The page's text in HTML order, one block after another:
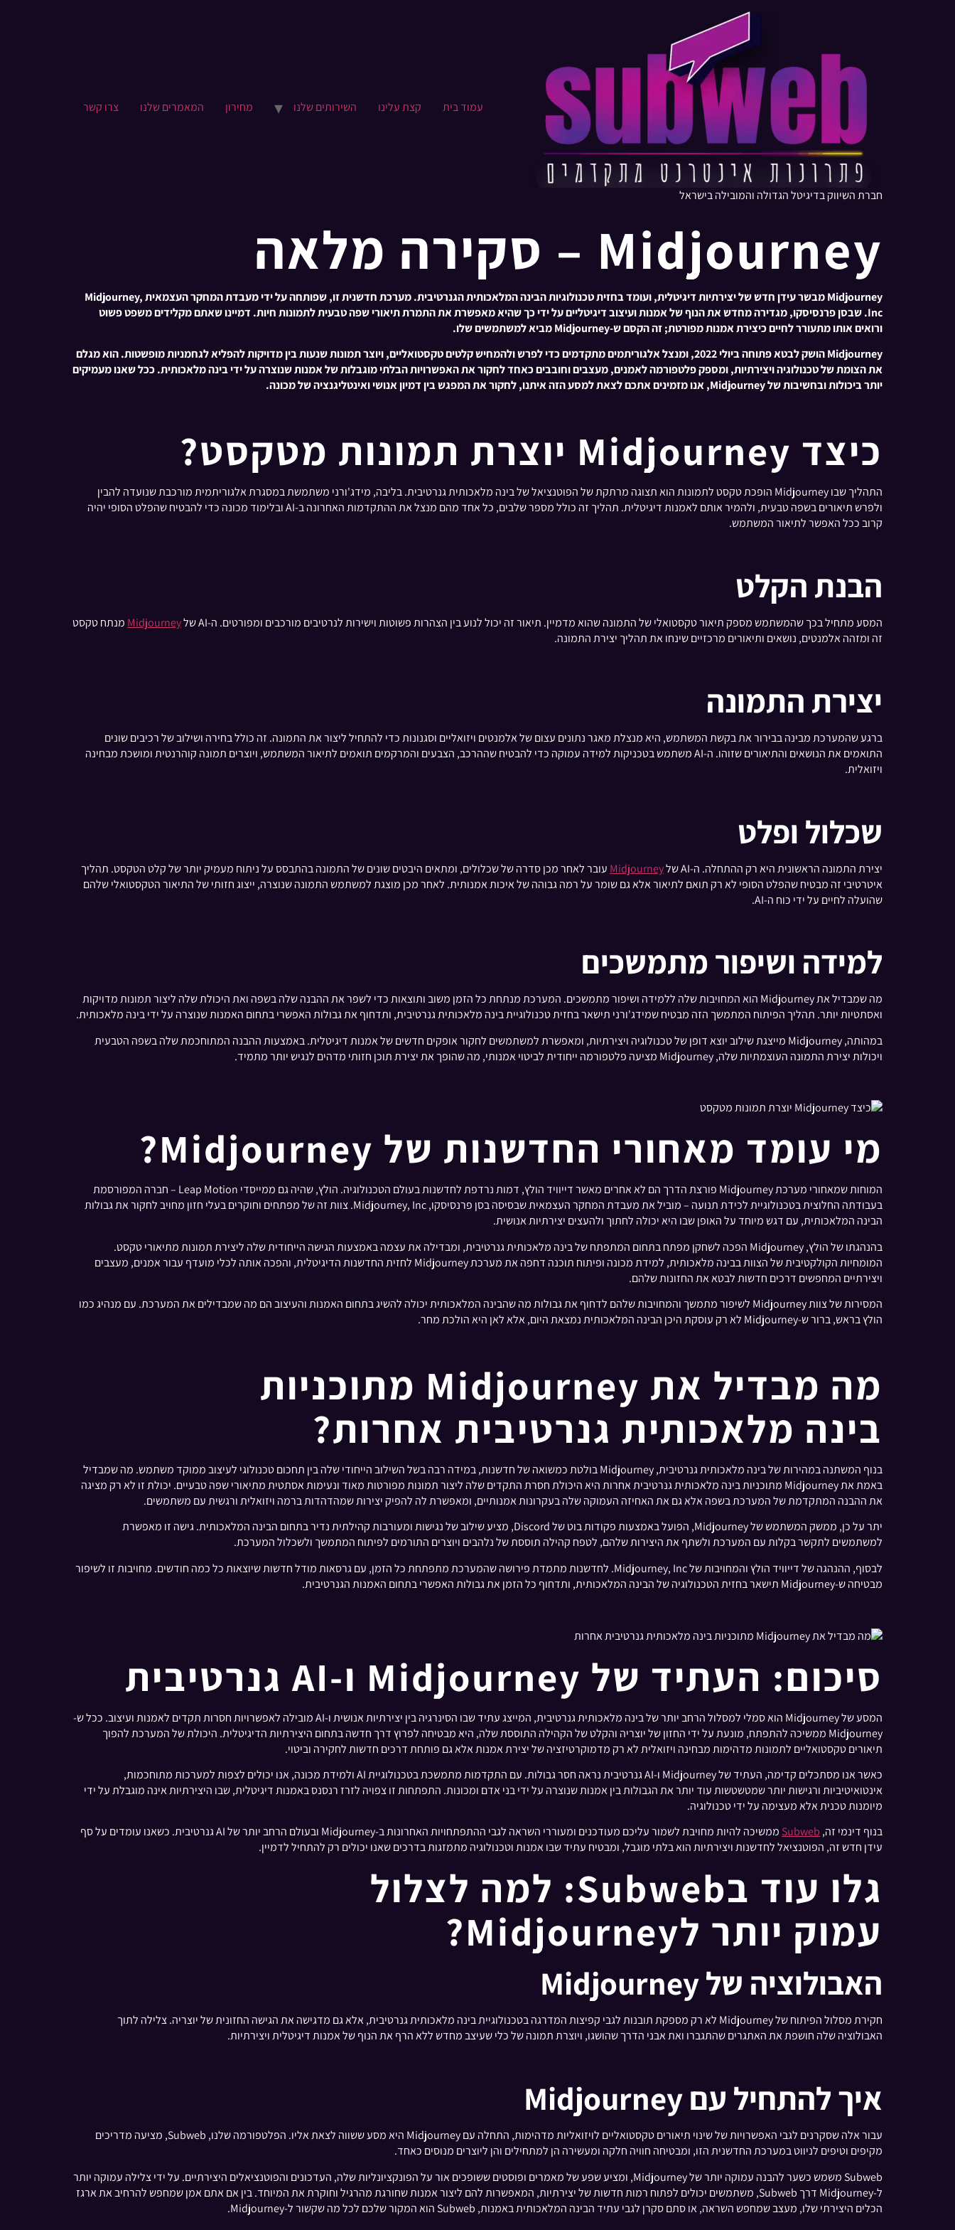
חברת השיווק בדיגיטל הגדולה והמובילה בישראל
עמוד בית קצת עלינו​ השירותים שלנו מחירון המאמרים שלנו צרו קשר
Midjourney – סקירה מלאה
Midjourney מבשר עידן חדש של יצירתיות דיגיטלית, ועומד בחזית טכנולוגיות הבינה המלאכותית הגנרטיבית. מערכת חדשנית זו, שפותחה על ידי מעבדת המחקר העצמאית Midjourney,
Inc. שבסן פרנסיסקו, מגדירה מחדש את הנוף של אמנות ועיצוב דיגיטליים על ידי כך שהיא מאפשרת את התמרת תיאורי שפה טבעית לתמונות חיות. דמיינו שאתם מקלידים משפט פשוט
ורואים אותו מתעורר לחיים כיצירת אמנות מפורטת; זה הקסם ש-Midjourney מביא למשתמשים שלו.
Midjourney הושק לבטא פתוחה ביולי 2022, ומנצל אלגוריתמים מתקדמים כדי לפרש ולהמחיש קלטים טקסטואליים, ויוצר תמונות שנעות בין מדויקות להפליא לגחמניות מופשטות. הוא מגלם
את הצומת של טכנולוגיה ויצירתיות, ומספק פלטפורמה לאמנים, מעצבים וחובבים כאחד לחקור את האפשרויות הבלתי מוגבלות של אמנות שנוצרה על ידי בינה מלאכותית. ככל שאנו מעמיקים
יותר ביכולות ובחשיבות של Midjourney, אנו מזמינים אתכם לצאת למסע הזה איתנו, לחקור את המפגש בין דמיון אנושי ואינטליגנציה של מכונה.
כיצד Midjourney יוצרת תמונות מטקסט?
התהליך שבו Midjourney הופכת טקסט לתמונות הוא תצוגה מרתקת של הפוטנציאל של בינה מלאכותית גנרטיבית. בליבה, מידג'ורני משתמשת במסגרת אלגוריתמית מורכבת שנועדה להבין
ולפרש תיאורים בשפה טבעית, ולהמיר אותם לאמנות דיגיטלית. תהליך זה כולל מספר שלבים, כל אחד מהם מנצל את ההתקדמות האחרונה ב-AI ובלימוד מכונה כדי להבטיח שהפלט הסופי יהיה
קרוב ככל האפשר לתיאור המשתמש.
הבנת הקלט
המסע מתחיל בכך שהמשתמש מספק תיאור טקסטואלי של התמונה שהוא מדמיין. תיאור זה יכול לנוע בין הצהרות פשוטות וישירות לנרטיבים מורכבים ומפורטים. ה-AI של Midjourney מנתח טקסט
זה ומזהה אלמנטים, נושאים ותיאורים מרכזיים שינחו את תהליך יצירת התמונה.
יצירת התמונה
ברגע שהמערכת מבינה בבירור את בקשת המשתמש, היא מנצלת מאגר נתונים עצום של אלמנטים ויזואליים וסגנונות כדי להתחיל ליצור את התמונה. זה כולל בחירה ושילוב של רכיבים שונים
התואמים את הנושאים והתיאורים שזוהו. ה-AI משתמש בטכניקות למידה עמוקה כדי להבטיח שההרכב, הצבעים והמרקמים תואמים לתיאור המשתמש, ויוצרים תמונה קוהרנטית ומושכת מבחינה
ויזואלית.
שכלול ופלט
יצירת התמונה הראשונית היא רק ההתחלה. ה-AI של Midjourney עובר לאחר מכן סדרה של שכלולים, ומתאים היבטים שונים של התמונה בהתבסס על ניתוח מעמיק יותר של קלט הטקסט. תהליך
איטרטיבי זה מבטיח שהפלט הסופי לא רק תואם לתיאור אלא גם שומר על רמה גבוהה של איכות אמנותית. לאחר מכן מוצגת למשתמש התמונה שנוצרה, ייצוג חזותי של התיאור הטקסטואלי שלהם
שהועלה לחיים על ידי כוח ה-AI.
למידה ושיפור מתמשכים
מה שמבדיל את Midjourney הוא המחויבות שלה ללמידה ושיפור מתמשכים. המערכת מנתחת כל הזמן משוב ותוצאות כדי לשפר את ההבנה שלה בשפה ואת היכולת שלה ליצור תמונות מדויקות
ואסתטיות יותר. תהליך הפיתוח המתמשך הזה מבטיח שמידג'ורני תישאר בחזית טכנולוגיית בינה מלאכותית גנרטיבית, ותדחוף את גבולות האפשרי בתחום האמנות שנוצרה על ידי בינה מלאכותית.
במהותה, Midjourney מייצגת שילוב יוצא דופן של טכנולוגיה ויצירתיות, ומאפשרת למשתמשים לחקור אופקים חדשים של אמנות דיגיטלית. באמצעות ההבנה המתוחכמת שלה בשפה הטבעית
ויכולות יצירת התמונה העוצמתיות שלה, Midjourney מציעה פלטפורמה ייחודית לביטוי אמנותי, מה שהופך את יצירת תוכן חזותי מדהים לנגיש יותר מתמיד.
מי עומד מאחורי החדשנות של Midjourney?
המוחות שמאחורי מערכת Midjourney פורצת הדרך הם לא אחרים מאשר דייוויד הולץ, דמות נרדפת לחדשנות בעולם הטכנולוגיה. הולץ, שהיה גם ממייסדי Leap Motion – חברה המפורסמת
בעבודתה החלוצית בטכנולוגיית לכידת תנועה – מוביל את מעבדת המחקר העצמאית שבסיסה בסן פרנסיסקו, Midjourney, Inc. צוות זה של מפתחים וחוקרים בעלי חזון מחויב לחקור את גבולות
הבינה המלאכותית, עם דגש מיוחד על האופן שבו היא יכולה לחתוך ולהעצים יצירתיות אנושית.
בהנהגתו של הולץ, Midjourney הפכה לשחקן מפתח בתחום המתפתח של בינה מלאכותית גנרטיבית, ומבדילה את עצמה באמצעות הגישה הייחודית שלה ליצירת תמונות מתיאורי טקסט.
המומחיות הקולקטיבית של הצוות בבינה מלאכותית, למידת מכונה ופיתוח תוכנה דחפה את מערכת Midjourney לחזית החדשנות הדיגיטלית, והפכה אותה לכלי מועדף עבור אמנים, מעצבים
ויצירתיים המחפשים דרכים חדשות לבטא את החזונות שלהם.
המסירות של צוות Midjourney לשיפור מתמשך והמחויבות שלהם לדחוף את גבולות מה שהבינה המלאכותית יכולה להשיג בתחום האמנות והעיצוב הם מה שמבדילים את המערכת. עם מנהיג כמו
הולץ בראש, ברור ש-Midjourney לא רק עוסקת היכן הבינה המלאכותית נמצאת היום, אלא לאן היא הולכת מחר.
מה מבדיל את Midjourney מתוכניות
בינה מלאכותית גנרטיבית אחרות?
בנוף המשתנה במהירות של בינה מלאכותית גנרטיבית, Midjourney בולטת כמשואה של חדשנות, במידה רבה בשל השילוב הייחודי שלה בין תחכום טכנולוגי לעיצוב ממוקד משתמש. מה שמבדיל
באמת את Midjourney מתוכניות בינה מלאכותית גנרטיבית אחרות היא היכולת חסרת התקדים שלה ליצור תמונות מפורטות מאוד ונעימות אסתטית מתיאורי שפה טבעיים. יכולת זו לא רק מציגה
את ההבנה המתקדמת של המערכת בשפה אלא גם את האחיזה העמוקה שלה בעקרונות אמנותיים, ומאפשרת לה להפיק יצירות שמהדהדות ברמה ויזואלית ורגשית עם משתמשים.
יתר על כן, ממשק המשתמש של Midjourney, הפועל באמצעות פקודות בוט של Discord, מציע שילוב של נגישות ומעורבות קהילתית נדיר בתחום הבינה המלאכותית. גישה זו מאפשרת
למשתמשים לתקשר בקלות עם המערכת ולשתף את היצירות שלהם, לטפח קהילה תוססת של נלהבים ויוצרים התורמים לפיתוח המתמשך ולשכלול המערכת.
לבסוף, ההנהגה של דייוויד הולץ והמחויבות של Midjourney, Inc. לחדשנות מתמדת פירושה שהמערכת מתפתחת כל הזמן, עם גרסאות מודל חדשות שיוצאות כל כמה חודשים. מחויבות זו לשיפור
מבטיחה ש-Midjourney תישאר בחזית הטכנולוגיה של הבינה המלאכותית, ותדחוף כל הזמן את גבולות האפשרי בתחום האמנות הגנרטיבית.
סיכום: העתיד של Midjourney ו-AI גנרטיבית
המסע של Midjourney הוא סמלי למסלול הרחב יותר של בינה מלאכותית גנרטיבית, המייצג עתיד שבו הסינרגיה בין יצירתיות אנושית ו-AI מובילה לאפשרויות חסרות תקדים לאמנות ועיצוב. ככל ש-
Midjourney ממשיכה להתפתח, מונעת על ידי החזון של יוצריה והקלט של הקהילה התוססת שלה, היא מבטיחה לפרוץ דרך חדשה בתחום היצירתיות הדיגיטלית. היכולת של המערכת להפוך
תיאורים טקסטואליים לתמונות מדהימות מבחינה ויזואלית לא רק מדמוקרטיזציה של יצירת אמנות אלא גם פותחת דרכים חדשות לחקירה וביטוי.
כאשר אנו מסתכלים קדימה, העתיד של Midjourney ו-AI גנרטיבית נראה חסר גבולות. עם התקדמות מתמשכת בטכנולוגיית AI ולמידת מכונה, אנו יכולים לצפות למערכות מתוחכמות,
אינטואיטיביות ורגישות יותר שמטשטשות עוד יותר את הגבולות בין אמנות שנוצרה על ידי בני אדם ומכונות. התפתחות זו צפויה לזרז רנסנס באמנות דיגיטלית, שבו היצירתיות אינה מוגבלת על ידי
מיומנות טכנית אלא מעצימה על ידי טכנולוגיה.
בנוף דינמי זה, Subweb
ממשיכה להיות מחויבת לשמור עליכם מעודכנים ומעוררי השראה לגבי ההתפתחויות האחרונות ב-Midjourney ובעולם הרחב יותר של AI גנרטיבית. כשאנו עומדים על סף
עידן חדש זה, הפוטנציאל לחדשנות ויצירתיות הוא בלתי מוגבל, ומבטיח עתיד שבו אמנות וטכנולוגיה מתמזגות בדרכים שאנו יכולים רק להתחיל לדמיין.
גלו עוד בSubweb: למה לצלול
עמוק יותר לMidjourney?
האבולוציה של Midjourney
חקירת מסלול הפיתוח של Midjourney לא רק מספקת תובנות לגבי קפיצות המדרגה בטכנולוגיית בינה מלאכותית גנרטיבית, אלא גם מדגישה את הגישה החזונית של יוצריה. צלילה לתוך
האבולוציה שלה חושפת את האתגרים שהתגברו ואת אבני הדרך שהושגו, ויוצרת תמונה של כלי שעיצב מחדש ללא הרף את הנוף של אמנות דיגיטלית ויצירתיות.
איך להתחיל עם Midjourney
עבור אלה שסקרנים לגבי האפשרויות של שינוי תיאורים טקסטואליים לויזואליות מדהימות, התחלה עם Midjourney היא מסע ששווה לצאת אליו. הפלטפורמה שלנו, Subweb, מציעה מדריכים
מקיפים וטיפים לניווט במערכת החדשנית הזו, ומבטיחה חוויה חלקה ומעשירה הן למתחילים והן ליוצרים מנוסים כאחד.
Subweb משמש כשער להבנה עמוקה יותר של Midjourney, ומציע שפע של מאמרים ופוסטים ששופכים אור על הפונקציונליות שלה, העדכונים והפוטנציאלים היצירתיים. על ידי צלילה עמוקה יותר
ל-Midjourney דרך Subweb, משתמשים יכולים לפתוח רמות חדשות של יצירתיות, המאפשרות להם ליצור אמנות שחורגת מהרגיל וחוקרת את המיוחד. בין אם אתם אמן שמחפש להרחיב את ארגז
הכלים היצירתי שלו, מעצב שמחפש השראה, או סתם סקרן לגבי עתיד הבינה המלאכותית באמנות, Subweb הוא המקור שלכם לכל מה שקשור ל-Midjourney.